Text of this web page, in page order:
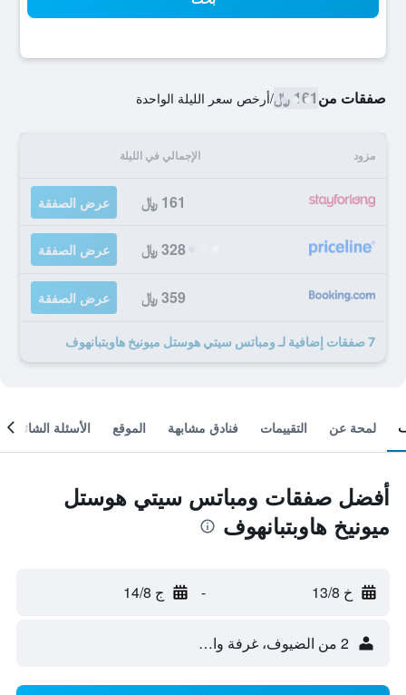
صفقات من161 ﷼ /أرخص سعر الليلة الواحدة
مزود الإجمالي في الليلة
161 ﷼ عرض الصفقة
328 ﷼ عرض الصفقة
359 ﷼ عرض الصفقة
7 صفقات إضافية لـ ومباتس سيتي هوستل ميونيخ هاوبتبانهوف
لمحة عن التقييمات فنادق مشابهة الموقع الأسئلة الشائعة
أفضل صفقات ومباتس سيتي هوستل
ميونيخ هاوبتبانهوف
خ 13/8 - ج 14/8
2 من الضيوف، غرفة واحدة